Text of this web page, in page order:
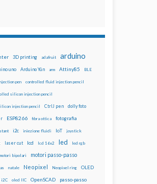
3D printing adafruit arduino
uno Arduino Yún arm Attiny85 BLE
pen controlled fluid injection pencil
silicon injection pencil
injection pencil CtrlJ pen dolly foto
ESP8266 fibra ottica fotografia
i2c iniezione fluidi IoT joystick
laser cut lcd lcd 16x2 led led rgb
motori bipolari motori passo-passo
natale Neopixel Neopixel ring OLED
i2C oled IIC OpenSCAD passo-passo